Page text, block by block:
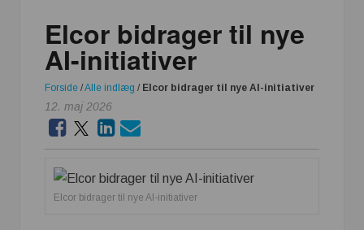
Elcor bidrager til nye
AI-initiativer
Forside /Alle indlæg / Elcor bidrager til nye AI-initiativer
12. maj 2026
Elcor bidrager til nye AI-initiativer